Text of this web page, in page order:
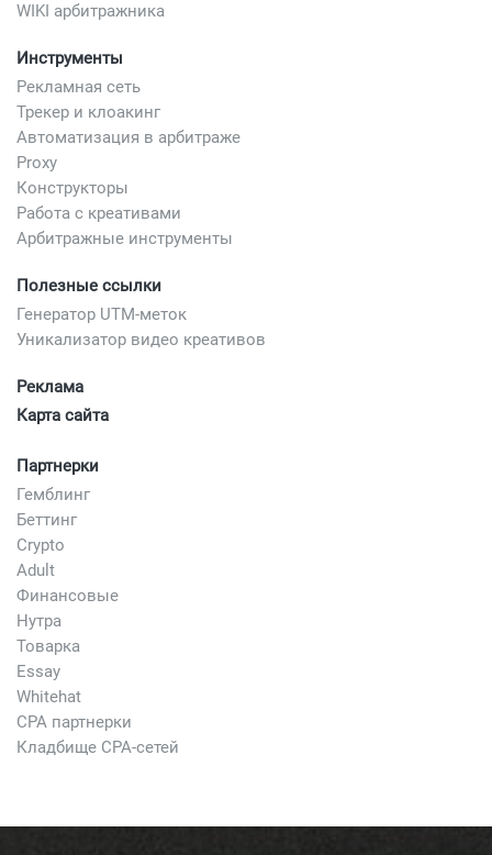
WIKI арбитражника
Инструменты
Рекламная сеть
Трекер и клоакинг
Автоматизация в арбитраже
Proxy
Конструкторы
Работа с креативами
Арбитражные инструменты
Полезные ссылки
Генератор UTM-меток
Уникализатор видео креативов
Реклама
Карта сайта
Партнерки
Гемблинг
Беттинг
Crypto
Adult
Финансовые
Нутра
Товарка
Essay
Whitehat
CPA партнерки
Кладбище CPA-сетей